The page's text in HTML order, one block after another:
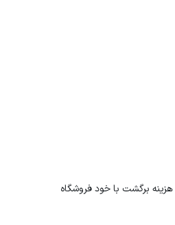
برگشت با خود فروشگاه